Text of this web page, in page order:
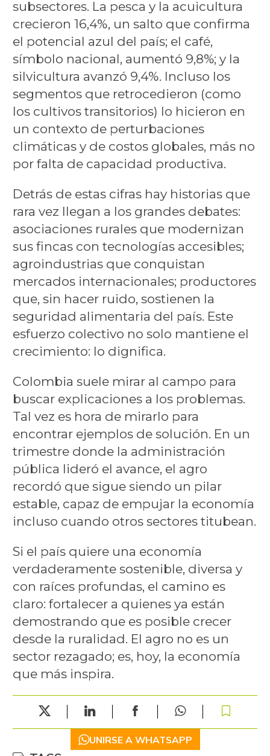
subsectores. La pesca y la acuicultura
crecieron 16,4%, un salto que confirma
el potencial azul del país; el café,
símbolo nacional, aumentó 9,8%; y la
silvicultura avanzó 9,4%. Incluso los
segmentos que retrocedieron (como
los cultivos transitorios) lo hicieron en
un contexto de perturbaciones
climáticas y de costos globales, más no
por falta de capacidad productiva.
Detrás de estas cifras hay historias que
rara vez llegan a los grandes debates:
asociaciones rurales que modernizan
sus fincas con tecnologías accesibles;
agroindustrias que conquistan
mercados internacionales; productores
que, sin hacer ruido, sostienen la
seguridad alimentaria del país. Este
esfuerzo colectivo no solo mantiene el
crecimiento: lo dignifica.
Colombia suele mirar al campo para
buscar explicaciones a los problemas.
Tal vez es hora de mirarlo para
encontrar ejemplos de solución. En un
trimestre donde la administración
pública lideró el avance, el agro
recordó que sigue siendo un pilar
estable, capaz de empujar la economía
incluso cuando otros sectores titubean.
Si el país quiere una economía
verdaderamente sostenible, diversa y
con raíces profundas, el camino es
claro: fortalecer a quienes ya están
demostrando que es posible crecer
desde la ruralidad. El agro no es un
sector rezagado; es, hoy, la economía
que más inspira.
UNIRSE A WHATSAPP